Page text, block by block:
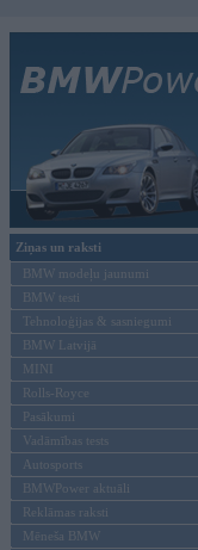
Ziņas un raksti
BMW modeļu jaunumi
BMW testi
Tehnoloģijas & sasniegumi
BMW Latvijā
MINI
Rolls-Royce
Pasākumi
Vadāmības tests
Autosports
BMWPower aktuāli
Reklāmas raksti
Mēneša BMW